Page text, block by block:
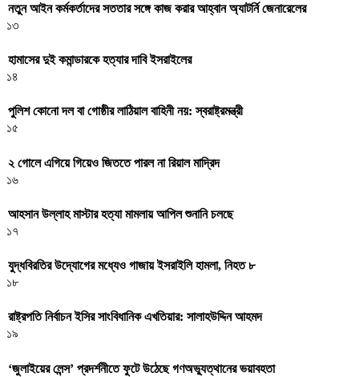
নতুন আইন কর্মকর্তাদের সততার সঙ্গে কাজ করার আহ্বান অ্যাটর্নি জেনারেলের
১৩
হামাসের দুই কমান্ডারকে হত্যার দাবি ইসরাইলের
১৪
পুলিশ কোনো দল বা গোষ্ঠীর লাঠিয়াল বাহিনী নয়: স্বরাষ্ট্রমন্ত্রী
১৫
২ গোলে এগিয়ে গিয়েও জিততে পারল না রিয়াল মাদ্রিদ
১৬
আহসান উল্লাহ মাস্টার হত্যা মামলায় আপিল শুনানি চলছে
১৭
যুদ্ধবিরতির উদ্যোগের মধ্যেও গাজায় ইসরাইলি হামলা, নিহত ৮
১৮
রাষ্ট্রপতি নির্বাচন ইসির সাংবিধানিক এখতিয়ার: সালাহউদ্দিন আহমদ
১৯
‘জুলাইয়ের লেন্স’ প্রদর্শনীতে ফুটে উঠেছে গণঅভ্যুত্থানের ভয়াবহতা